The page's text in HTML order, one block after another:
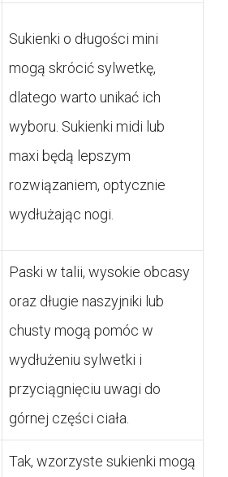
Sukienki o długości mini
mogą skrócić sylwetkę,
dlatego warto unikać ich
wyboru. Sukienki midi lub
maxi będą lepszym
rozwiązaniem, optycznie
wydłużając nogi.
Paski w talii, wysokie obcasy
oraz długie naszyjniki lub
chusty mogą pomóc w
wydłużeniu sylwetki i
przyciągnięciu uwagi do
górnej części ciała.
Tak, wzorzyste sukienki mogą